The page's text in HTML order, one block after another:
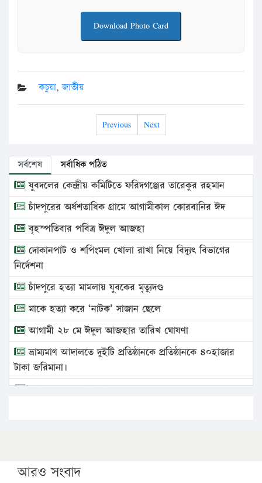
Download Photo Card
কচুয়া,জাতীয়
Previous Next
সর্বশেষ সর্বাধিক পঠিত
যুবদলের কেন্দ্রীয় কমিটিতে ফরিদগঞ্জের তারেকুর রহমান
চাঁদপুরের অর্ধশতাধিক গ্রামে আগামীকাল কোরবানির ঈদ
বৃহস্পতিবার পবিত্র ঈদুল আজহা
দোকানপাট ও শপিংমল খোলা রাখা নিয়ে বিদ্যুৎ বিভাগের
নির্দেশনা
চাঁদপুরে হত্যা মামলায় যুবকের মৃত্যুদণ্ড
মাকে হত্যা করে ‘নাটক’ সাজান ছেলে
আগামী ২৮ মে ঈদুল আজহার তারিখ ঘোষণা
ভ্রাম্যমাণ আদালতে দুইটি প্রতিষ্ঠানকে প্রতিষ্ঠানকে ৪০হাজার
টাকা জরিমানা।
এবার লঞ্চের ভাড়া বাড়ল
পিএইচডি করছেন কুয়েটের কৃতি…
আরও সংবাদ